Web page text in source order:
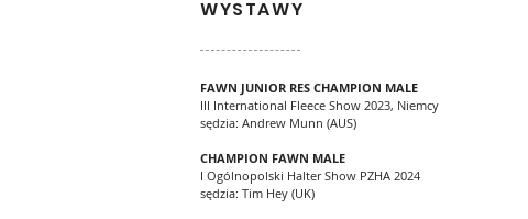
WYSTAWY
FAWN JUNIOR RES CHAMPION MALE
III International Fleece Show 2023, Niemcy
sędzia: Andrew Munn (AUS)
CHAMPION FAWN MALE
I Ogólnopolski Halter Show PZHA 2024
sędzia: Tim Hey (UK)